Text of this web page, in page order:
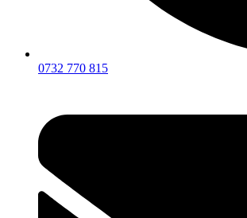
0732 770 815